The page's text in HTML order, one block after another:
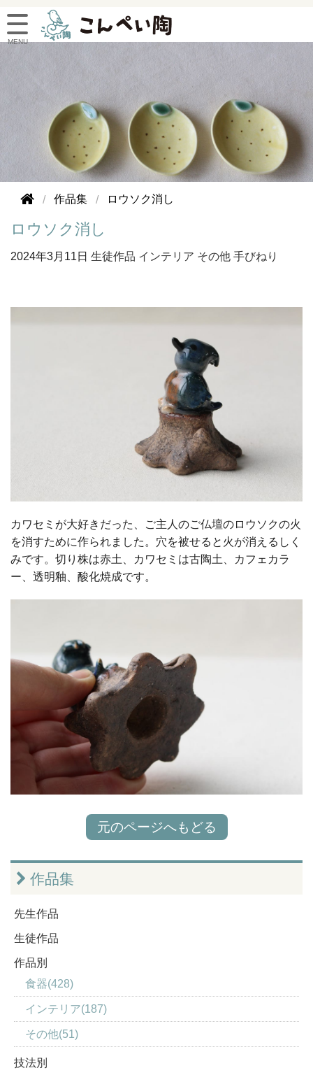
作品集 ロウソク消し
ロウソク消し
2024年3月11日 生徒作品 インテリア その他 手びねり
カワセミが大好きだった、ご主人のご仏壇のロウソクの火
を消すために作られました。穴を被せると火が消えるしく
みです。切り株は赤土、カワセミは古陶土、カフェカラ
ー、透明釉、酸化焼成です。
元のページへもどる
作品集
先生作品
生徒作品
作品別
食器(428)
インテリア(187)
その他(51)
技法別